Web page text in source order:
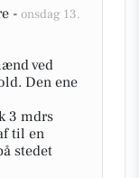
- onsdag 13.
ved
Den ene
3 mdrs
til en
stedet